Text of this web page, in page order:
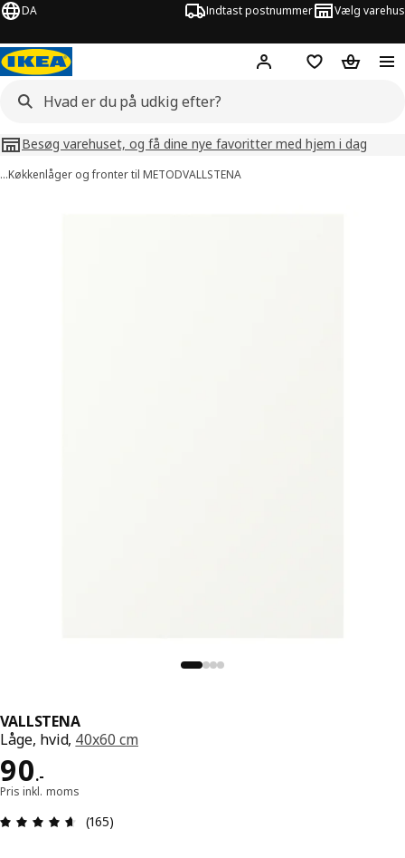
DA Indtast postnummer Vælg varehus
Hej! Log ind her
Huskeliste
Kurv
Besøg varehuset, og få dine nye favoritter med hjem i dag
…Køkkenlåger og fronter til METODVALLSTENA
VALLSTENA
Låge, hvid, 40x60 cm
90.-
Pris 90.-
Pris inkl. moms
Anmeldelse: 4.6 Ud af 5 Stjerner. Anmeldelser i
(165)